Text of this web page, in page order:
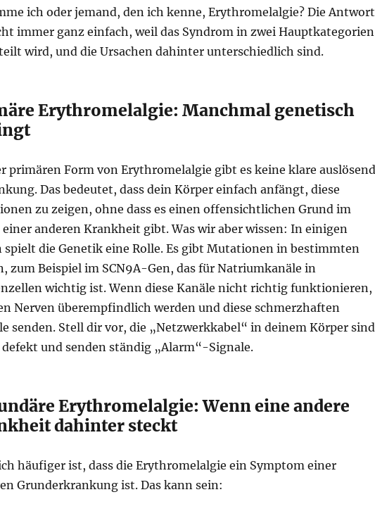
ich oder jemand, den ich kenne, Erythromelalgie? Die Antwort
immer ganz einfach, weil das Syndrom in zwei Hauptkategorien
wird, und die Ursachen dahinter unterschiedlich sind.
Erythromelalgie: Manchmal genetisch
primären Form von Erythromelalgie gibt es keine klare
Das bedeutet, dass dein Körper einfach anfängt, diese
zu zeigen, ohne dass es einen offensichtlichen Grund im
einer anderen Krankheit gibt. Was wir aber wissen: In einigen
spielt die Genetik eine Rolle. Es gibt Mutationen in bestimmten
zum Beispiel im SCN9A-Gen, das für Natriumkanäle in
wichtig ist. Wenn diese Kanäle nicht richtig funktionieren,
Nerven überempfindlich werden und diese schmerzhaften
senden. Stell dir vor, die „Netzwerkkabel“ in deinem Körper sind
und senden ständig „Alarm“-Signale.
Erythromelalgie: Wenn eine andere
dahinter steckt
häufiger ist, dass die Erythromelalgie ein Symptom einer
Grunderkrankung ist. Das kann sein: